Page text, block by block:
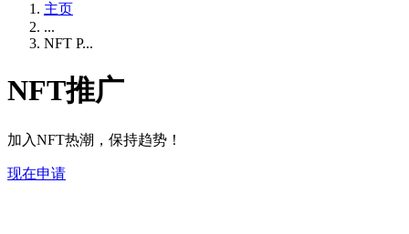
主页
...
NFT P...
NFT推广
加入NFT热潮，保持趋势！
现在申请